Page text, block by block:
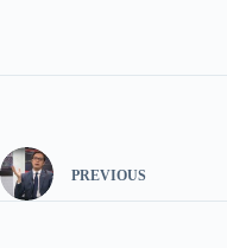
PREVIOUS